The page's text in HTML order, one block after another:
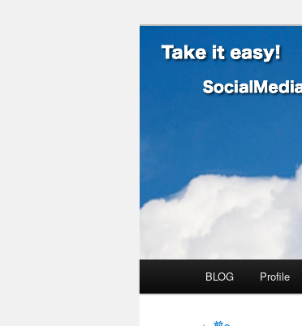
Take it
メインコンテ
サブコンテン
BLOG Profile